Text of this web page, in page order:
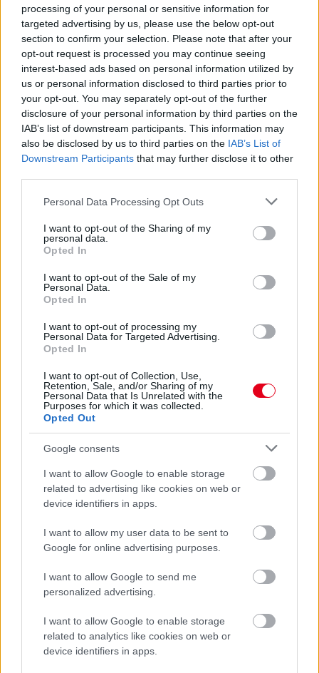
processing of your personal or sensitive information for
targeted advertising by us, please use the below opt-out
section to confirm your selection. Please note that after your
opt-out request is processed you may continue seeing
interest-based ads based on personal information utilized by
us or personal information disclosed to third parties prior to
your opt-out. You may separately opt-out of the further
disclosure of your personal information by third parties on the
IAB’s list of downstream participants. This information may
also be disclosed by us to third parties on the IAB’s List of
Downstream Participants that may further disclose it to other
Please note that this website/app uses one or more Google
not limited to your visit or usage behaviour. You may click to
grant or deny consent to Google and its third-party tags to
use your data for below specified purposes in below Google
consent section.
Personal Data Processing Opt Outs
I want to opt-out of the Sharing of my
personal data.
Opted In
I want to opt-out of the Sale of my
Personal Data.
Opted In
I want to opt-out of processing my
Personal Data for Targeted Advertising.
Opted In
I want to opt-out of Collection, Use,
Retention, Sale, and/or Sharing of my
Personal Data that Is Unrelated with the
Purposes for which it was collected.
Opted Out
Google consents
I want to allow Google to enable storage
related to advertising like cookies on web or
device identifiers in apps.
I want to allow my user data to be sent to
Google for online advertising purposes.
I want to allow Google to send me
personalized advertising.
I want to allow Google to enable storage
related to analytics like cookies on web or
device identifiers in apps.
Montoya szerint Antonelli kedvessége sem segít
Russellen
Hakkinen megtartaná a Norris-Piastri párost a
McLarennél, nem borítaná fel Verstappenért
Megvan, mikor kezdődik az F1-es Bahreini Nagydíj